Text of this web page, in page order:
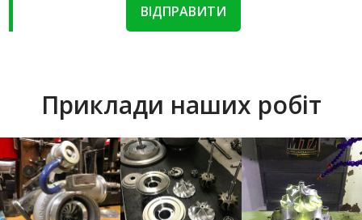
ВІДПРАВИТИ
Приклади наших робіт